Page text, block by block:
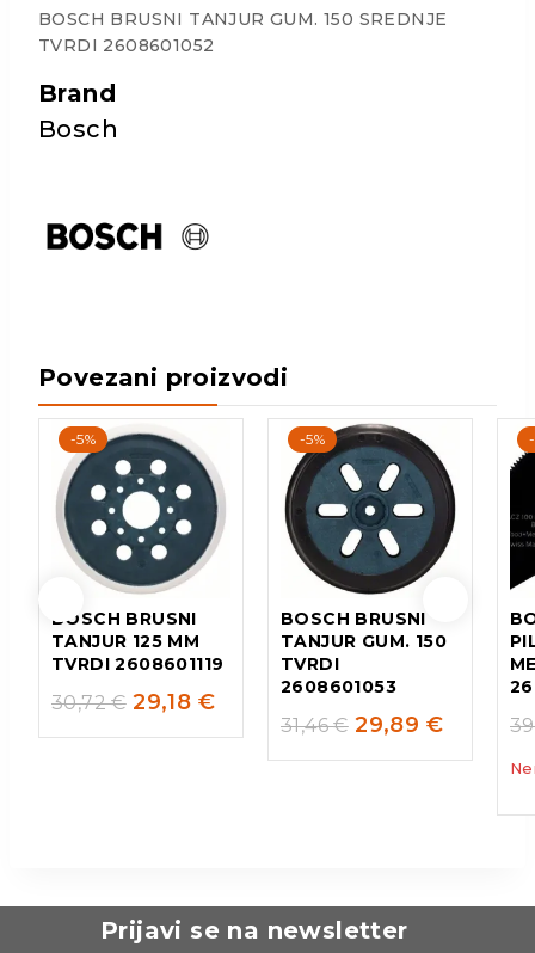
BOSCH BRUSNI TANJUR GUM. 150 SREDNJE
TVRDI 2608601052
Brand
Bosch
Povezani proizvodi
-5%
BOSCH BRUSNI
TANJUR 125 MM
TVRDI 2608601119
30,72€ 29,18 €
-5%
BOSCH BRUSNI
TANJUR GUM. 150
TVRDI
2608601053
31,46€ 29,89 €
Prijavi se na newsletter